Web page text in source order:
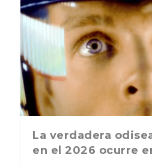
La última postal de
nos recuerda que
La verdadera
en el 2026 ocurre